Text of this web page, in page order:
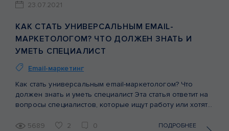
23.07.2021
КАК СТАТЬ УНИВЕРСАЛЬНЫМ EMAIL-
МАРКЕТОЛОГОМ? ЧТО ДОЛЖЕН ЗНАТЬ И
УМЕТЬ СПЕЦИАЛИСТ
Email-маркетинг
Как стать универсальным email-маркетологом? Что
должен знать и уметь специалист Эта статья ответит на
вопросы специалистов, которые ищут работу или хотят постоянно развиваться и становиться лучше. А также будет полезна руководителям, которые хотят нанять email-маркетолога или обратиться в агентство и хотят понимать, что входит в обязанности такого специалиста. Для создания этой статьи мы взяли интервью […]
5689 2 0 ПОДРОБНЕЕ